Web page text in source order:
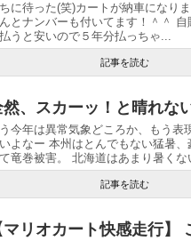
に待った(笑)カートが納車になり
とナンバーも付いてます！＾＾ 自
うと安いので５年分払っちゃ...
記事を読む
然、スカーッ！と晴れな
今年は異常気象どころか、もう表
よなー 本州はとんでもない猛暑、
竜巻被害。 北海道はあまり暑くな
記事を読む
マリオカート快感走行】